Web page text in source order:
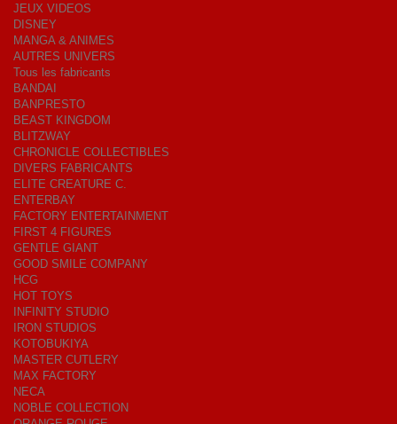
JEUX VIDEOS
DISNEY
MANGA & ANIMES
AUTRES UNIVERS
Tous les fabricants
BANDAI
BANPRESTO
BEAST KINGDOM
BLITZWAY
CHRONICLE COLLECTIBLES
DIVERS FABRICANTS
ELITE CREATURE C.
ENTERBAY
FACTORY ENTERTAINMENT
FIRST 4 FIGURES
GENTLE GIANT
GOOD SMILE COMPANY
HCG
HOT TOYS
INFINITY STUDIO
IRON STUDIOS
KOTOBUKIYA
MASTER CUTLERY
MAX FACTORY
NECA
NOBLE COLLECTION